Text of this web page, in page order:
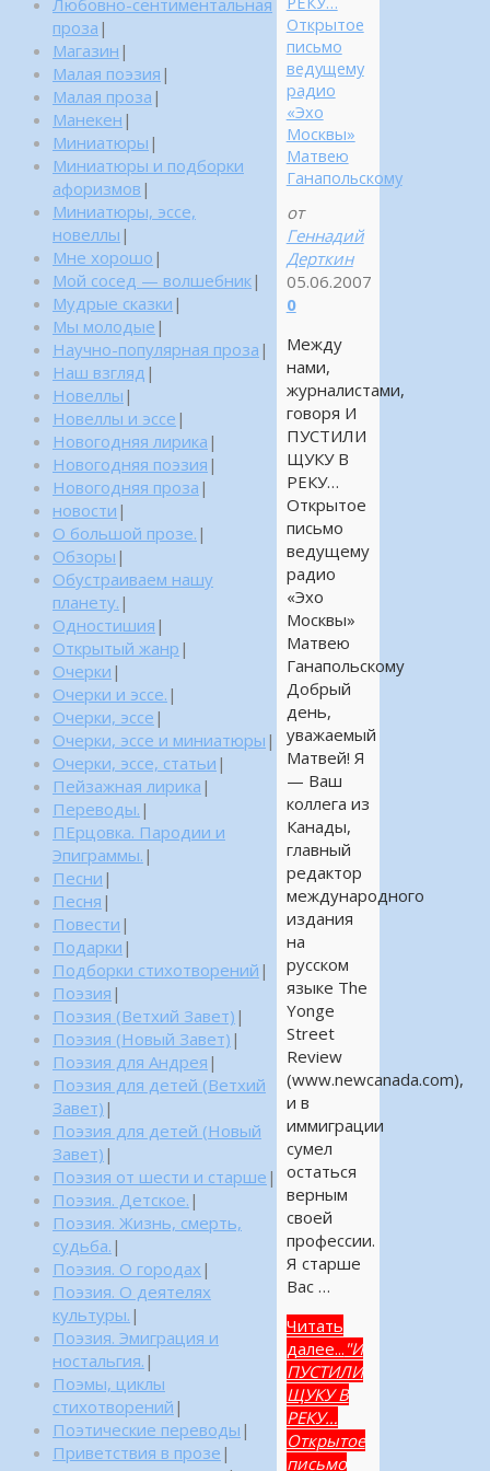
Открытое
письмо
ведущему
радио
«Эхо
Москвы»
Матвею
Ганапольскому
от
Геннадий
Дерткин
05.06.2007
0
Между
нами,
журналистами,
говоря И
ПУСТИЛИ
ЩУКУ В
РЕКУ…
Открытое
письмо
ведущему
радио
«Эхо
Москвы»
Матвею
Ганапольскому
Добрый
день,
уважаемый
Матвей! Я
— Ваш
коллега из
Канады,
главный
редактор
международного
издания
на
русском
языке The
Yonge
Street
Review
(www.newcanada.com),
и в
иммиграции
сумел
остаться
верным
своей
профессии.
Я старше
Вас …
Читать
далее... "И
ПУСТИЛИ
ЩУКУ В
РЕКУ…
Открытое
письмо
Любовно-сентиментальная
проза |
Магазин |
Малая поэзия |
Малая проза |
Манекен |
Миниатюры |
Миниатюры и подборки
афоризмов |
Миниатюры, эссе,
новеллы |
Мне хорошо |
Мой сосед — волшебник|
Мудрые сказки |
Мы молодые |
Научно-популярная проза |
Наш взгляд |
Новеллы |
Новеллы и эссе |
Новогодняя лирика |
Новогодняя поэзия |
Новогодняя проза |
новости |
О большой прозе. |
Обзоры |
Обустраиваем нашу
планету. |
Одностишия |
Открытый жанр |
Очерки |
Очерки и эссе. |
Очерки, эссе |
Очерки, эссе и миниатюры |
Очерки, эссе, статьи |
Пейзажная лирика |
Переводы. |
ПЕрцовка. Пародии и
Эпиграммы. |
Песни |
Песня |
Повести |
Подарки |
Подборки стихотворений |
Поэзия |
Поэзия (Ветхий Завет) |
Поэзия (Новый Завет) |
Поэзия для Андрея |
Поэзия для детей (Ветхий
Завет) |
Поэзия для детей (Новый
Завет) |
Поэзия от шести и старше |
Поэзия. Детское. |
Поэзия. Жизнь, смерть,
судьба. |
Поэзия. О городах |
Поэзия. О деятелях
культуры. |
Поэзия. Эмиграция и
ностальгия. |
Поэмы, циклы
стихотворений |
Поэтические переводы |
Приветствия в прозе |